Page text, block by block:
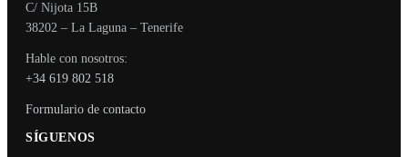
C/ Nijota 15B
38202 – La Laguna – Tenerife
Hable con nosotros:
+34 619 802 518
Formulario de contacto
SÍGUENOS